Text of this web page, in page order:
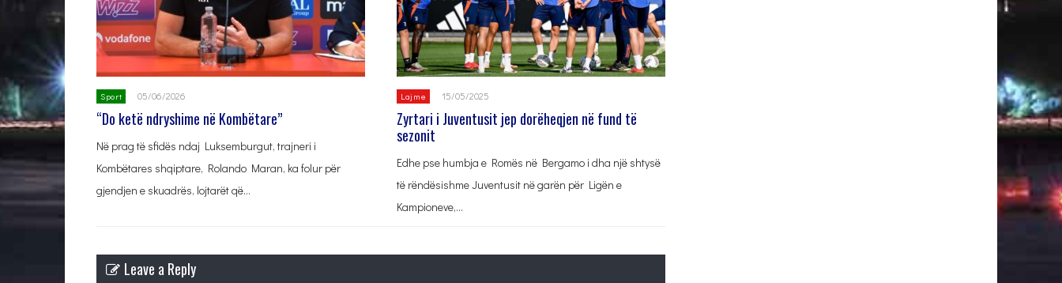
Sport 05/06/2026
“Do ketë ndryshime në Kombëtare”
Në prag të sfidës ndaj Luksemburgut, trajneri i
Kombëtares shqiptare, Rolando Maran, ka folur për
gjendjen e skuadrës, lojtarët që…
Lajme 15/05/2025
Zyrtari i Juventusit jep dorëheqjen në fund të
sezonit
Edhe pse humbja e Romës në Bergamo i dha një shtysë
të rëndësishme Juventusit në garën për Ligën e
Kampioneve,…
Leave a Reply